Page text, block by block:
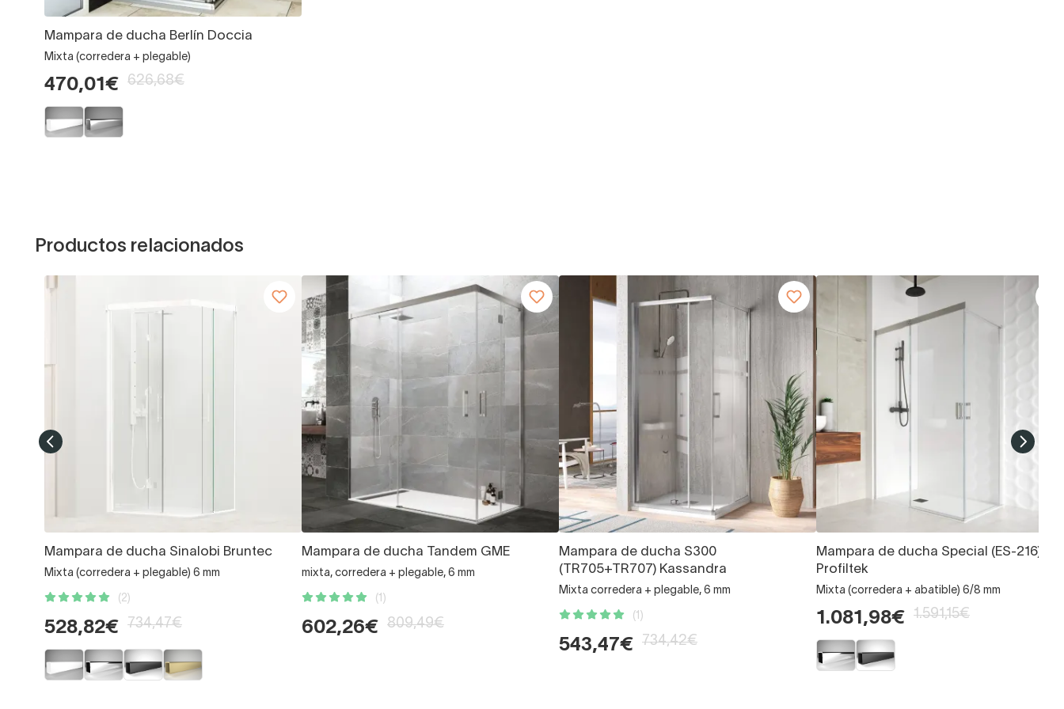
Mampara de ducha Berlín Doccia
Mixta (corredera + plegable)
470,01€ 626,68€
Productos relacionados
Mampara de ducha Sinalobi Bruntec
Mixta (corredera + plegable) 6 mm
(2)
528,82€ 734,47€
Mampara de ducha Tandem GME
mixta, corredera + plegable, 6 mm
(1)
602,26€ 809,49€
Mampara de ducha S300
(TR705+TR707) Kassandra
Mixta corredera + plegable, 6 mm
(1)
543,47€ 734,42€
Mampara de ducha Special (ES-216)
Profiltek
Mixta (corredera + abatible) 6/8 mm
1.081,98€ 1.591,15€